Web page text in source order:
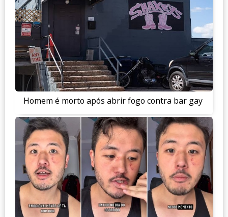
Homem é morto após abrir fogo contra bar gay